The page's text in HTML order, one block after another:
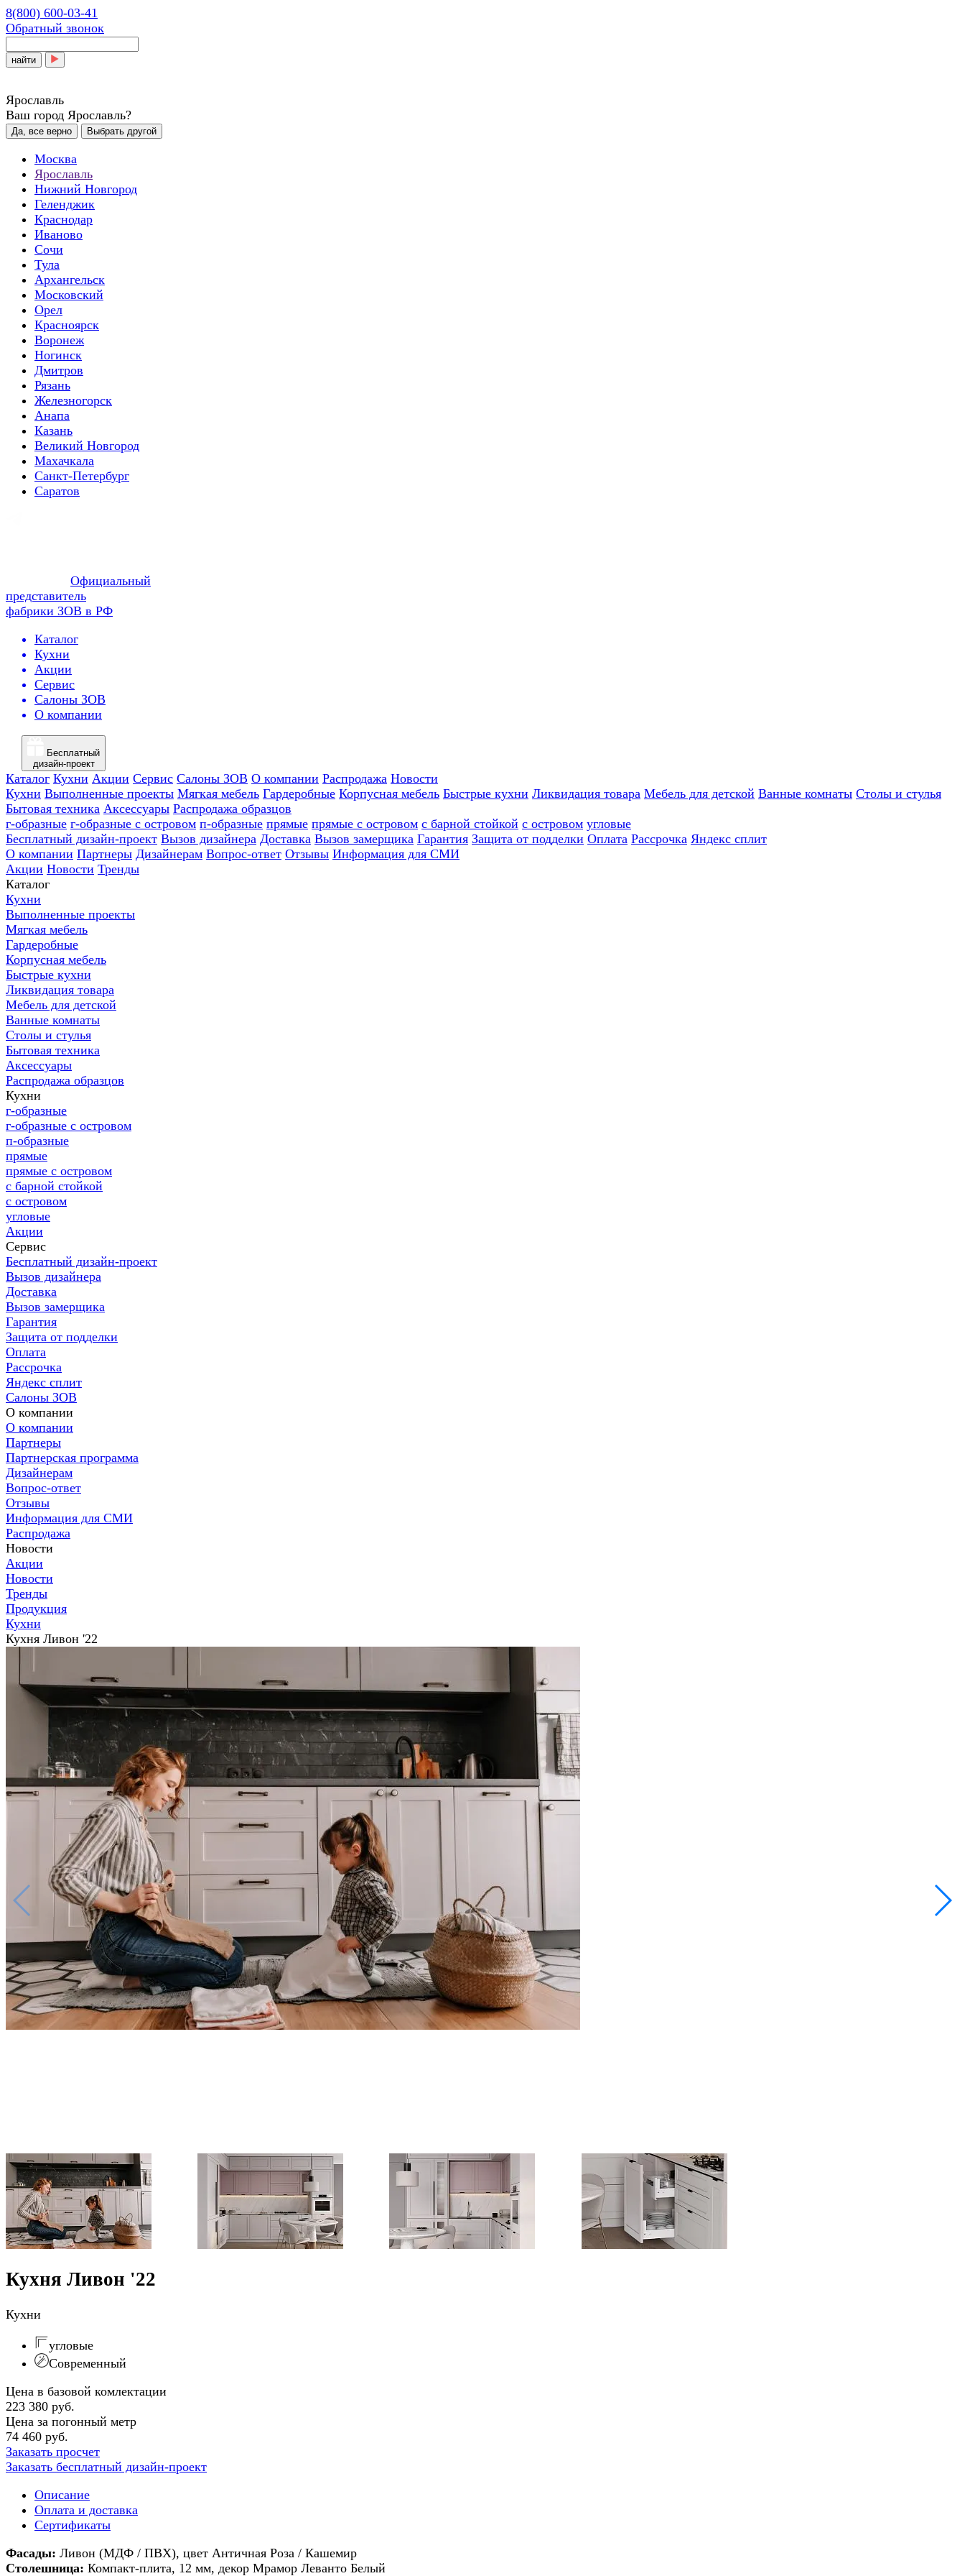
8(800) 600-03-41
Обратный звонок
найти
Ярославль
Ваш город Ярославль?
Да, все верно Выбрать другой
Москва
Ярославль
Нижний Новгород
Геленджик
Краснодар
Иваново
Сочи
Тула
Архангельск
Московский
Орел
Красноярск
Воронеж
Ногинск
Дмитров
Рязань
Железногорск
Анапа
Казань
Великий Новгород
Махачкала
Санкт-Петербург
Саратов
Официальный
представитель
фабрики ЗОВ в РФ
Каталог
Кухни
Акции
Сервис
Салоны ЗОВ
О компании
Бесплатный
дизайн-проект
Каталог Кухни Акции Сервис Салоны ЗОВ О компании Распродажа Новости
Кухни Выполненные проекты Мягкая мебель Гардеробные Корпусная мебель Быстрые кухни Ликвидация товара Мебель для детской Ванные комнаты Столы и стулья
Бытовая техника Аксессуары Распродажа образцов
г-образные г-образные с островом п-образные прямые прямые с островом с барной стойкой с островом угловые
Бесплатный дизайн-проект Вызов дизайнера Доставка Вызов замерщика Гарантия Защита от подделки Оплата Рассрочка Яндекс сплит
О компании Партнеры Дизайнерам Вопрос-ответ Отзывы Информация для СМИ
Акции Новости Тренды
Каталог
Кухни
Выполненные проекты
Мягкая мебель
Гардеробные
Корпусная мебель
Быстрые кухни
Ликвидация товара
Мебель для детской
Ванные комнаты
Столы и стулья
Бытовая техника
Аксессуары
Распродажа образцов
Кухни
г-образные
г-образные с островом
п-образные
прямые
прямые с островом
с барной стойкой
с островом
угловые
Акции
Сервис
Бесплатный дизайн-проект
Вызов дизайнера
Доставка
Вызов замерщика
Гарантия
Защита от подделки
Оплата
Рассрочка
Яндекс сплит
Салоны ЗОВ
О компании
О компании
Партнеры
Партнерская программа
Дизайнерам
Вопрос-ответ
Отзывы
Информация для СМИ
Распродажа
Новости
Акции
Новости
Тренды
Продукция
Кухни
Кухня Ливон '22
Кухня Ливон '22
Кухни
угловые
Современный
Цена в базовой комлектации
223 380 руб.
Цена за погонный метр
74 460 руб.
Заказать просчет
Заказать бесплатный дизайн-проект
Описание
Оплата и доставка
Сертификаты
Фасады: Ливон (МДФ / ПВХ), цвет Античная Роза / Кашемир
Столешница: Компакт-плита, 12 мм, декор Мрамор Леванто Белый